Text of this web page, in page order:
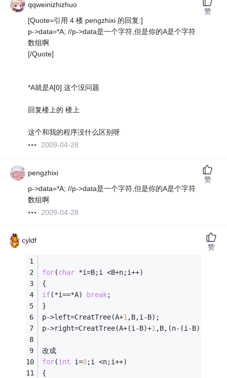
qqweinizhizhuo
[Quote=引用 4 楼 pengzhixi 的回复:]
p->data=*A; //p->data是一个字符,但是你的A是个字符
数组啊
[/Quote]
*A就是A[0] 这个没问题
回复楼上的 楼上
这个和我的程序没什么区别呀
2009-04-28
赞
pengzhixi
p->data=*A; //p->data是一个字符,但是你的A是个字符
数组啊
2009-04-28
赞
cyldf
for(char *i=B;i <B+n;i++)
{
if(*i==*A) break;
}
p->left=CreatTree(A+1,B,i-B);
p->right=CreatTree(A+(i-B)+1,B,(n-(i-B)
改成
for(int i=0;i <n;i++)
{
赞